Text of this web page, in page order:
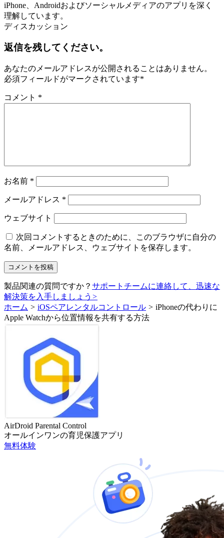
iPhone、Androidおよびソーシャルメディアのアプリを深く
理解しています。
ディスカッション
返信を残してください。
あなたのメールアドレスが公開されることはありません。
必須フィールドがマークされています*
コメント *
お名前 *
メールアドレス *
ウェブサイト
次回コメントするときのために、このブラウザに自分の
名前、メールアドレス、ウェブサイトを保存します。
製品関連の質問ですか？ サポートチームに連絡して、迅速な
解決策を入手しましょう >
ホーム > iOSペアレンタルコントロール > iPhoneの代わりに
Apple Watchから位置情報を共有する方法
AirDroid Parental Control
オールインワンの育児保護アプリ
無料体験